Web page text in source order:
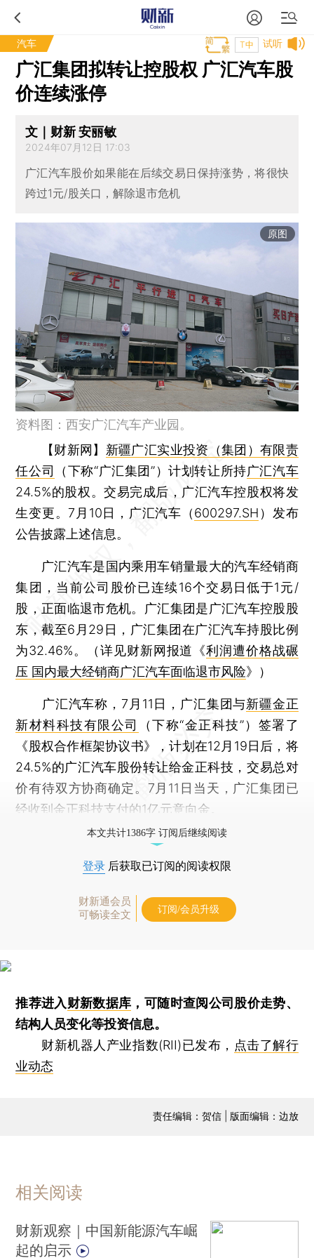
汽车 试听
T中
广汇集团拟转让控股权 广汇汽车股
价连续涨停
文｜财新 安丽敏
2024年07月12日 17:03
广汇汽车股价如果能在后续交易日保持涨势，将很快
跨过1元/股关口，解除退市危机
原图
资料图：西安广汇汽车产业园。
【财新网】 新疆广汇实业投资（集团）有限责
任公司
（下称“广汇集团”）计划转让所持广汇汽车
24.5%的股权。交易完成后，广汇汽车控股权将发
生变更。7月10日，广汇汽车（600297.SH ）发布
公告披露上述信息。
广汇汽车是国内乘用车销量最大的汽车经销商
集团，当前公司股价已连续16个交易日低于1元/
股，正面临退市危机。广汇集团是广汇汽车控股股
东，截至6月29日，广汇集团在广汇汽车持股比例
为32.46%。（详见财新网报道《利润遭价格战碾
压 国内最大经销商广汇汽车面临退市风险》）
广汇汽车称，7月11日，广汇集团与新疆金正
新材料科技有限公司
（下称“金正科技”）签署了
《股权合作框架协议书》，计划在12月19日后，将
24.5%的广汇汽车股份转让给金正科技，交易总对
价有待双方协商确定。7月11日当天，广汇集团已
经收到金正科技支付的1亿元意向金。
本文共计1386字 订阅后继续阅读
登录 后获取已订阅的阅读权限
财新通会员
可畅读全文
订阅/会员升级
推荐进入财新数据库 ，可随时查阅公司股价走势、
结构人员变化等投资信息。
财新机器人产业指数(RII)已发布， 点击了解行
业动态
责任编辑：贺信 | 版面编辑：边放
相关阅读
财新观察｜中国新能源汽车崛
起的启示